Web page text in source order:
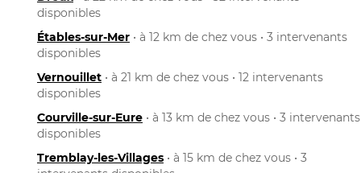
disponibles
Étables-sur-Mer • à 12 km de chez vous • 3 intervenants
disponibles
Vernouillet • à 21 km de chez vous • 12 intervenants
disponibles
Courville-sur-Eure • à 13 km de chez vous • 3 intervenants
disponibles
Tremblay-les-Villages • à 15 km de chez vous • 3